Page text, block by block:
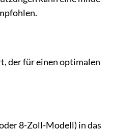
der für einen optimalen
8-Zoll-Modell) in das